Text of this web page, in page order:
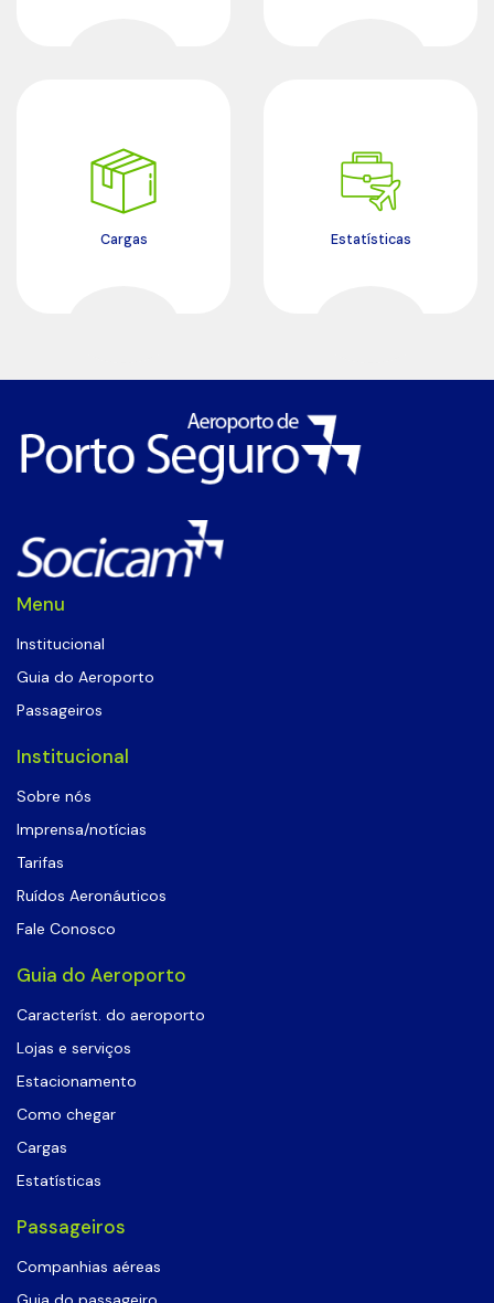
Cargas Estatísticas
Menu
Institucional
Guia do Aeroporto
Passageiros
Institucional
Sobre nós
Imprensa/notícias
Tarifas
Ruídos Aeronáuticos
Fale Conosco
Guia do Aeroporto
Característ. do aeroporto
Lojas e serviços
Estacionamento
Como chegar
Cargas
Estatísticas
Passageiros
Companhias aéreas